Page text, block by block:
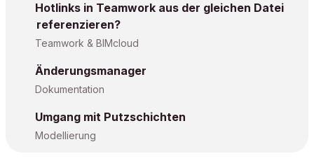
Hotlinks in Teamwork aus der gleichen Datei
referenzieren?
Teamwork & BIMcloud
Änderungsmanager
Dokumentation
Umgang mit Putzschichten
Modellierung